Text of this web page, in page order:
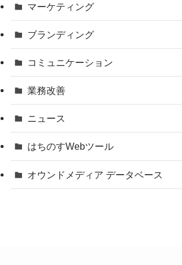
マーケティング
ブランディング
コミュニケーション
業務改善
ニュース
はちのすWebツール
オウンドメディア データベース